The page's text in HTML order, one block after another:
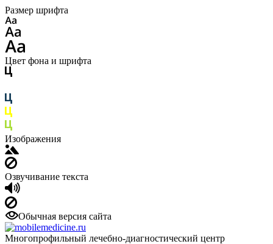
Размер шрифта
Цвет фона и шрифта
Изображения
Озвучивание текста
Обычная версия сайта
Многопрофильный лечебно-диагностический центр